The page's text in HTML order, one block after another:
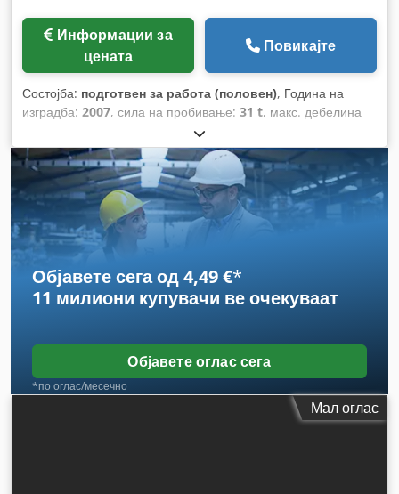
цената
Повикајте
Состојба: подготвен за работа (половен), Година на
изградба: 2007, сила на пробивање: 31 t, макс. дебелина
, растојание на движење на Х-оската:
мм, движење по оската Y:1.525 мм, вкупна тежина:21.000
кг, оптоварување на масата:160 кг, број на оски:
Објавете сега од 4,49 €*
11 милиони купувачи ве очекуваат
Објавете оглас сега
*по оглас/месечно
Мал оглас